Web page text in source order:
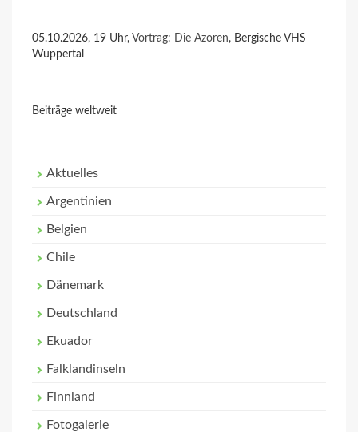
05.10.2026, 19 Uhr, Vortrag: Die Azoren, Bergische VHS
Wuppertal
Beiträge weltweit
Aktuelles
Argentinien
Belgien
Chile
Dänemark
Deutschland
Ekuador
Falklandinseln
Finnland
Fotogalerie